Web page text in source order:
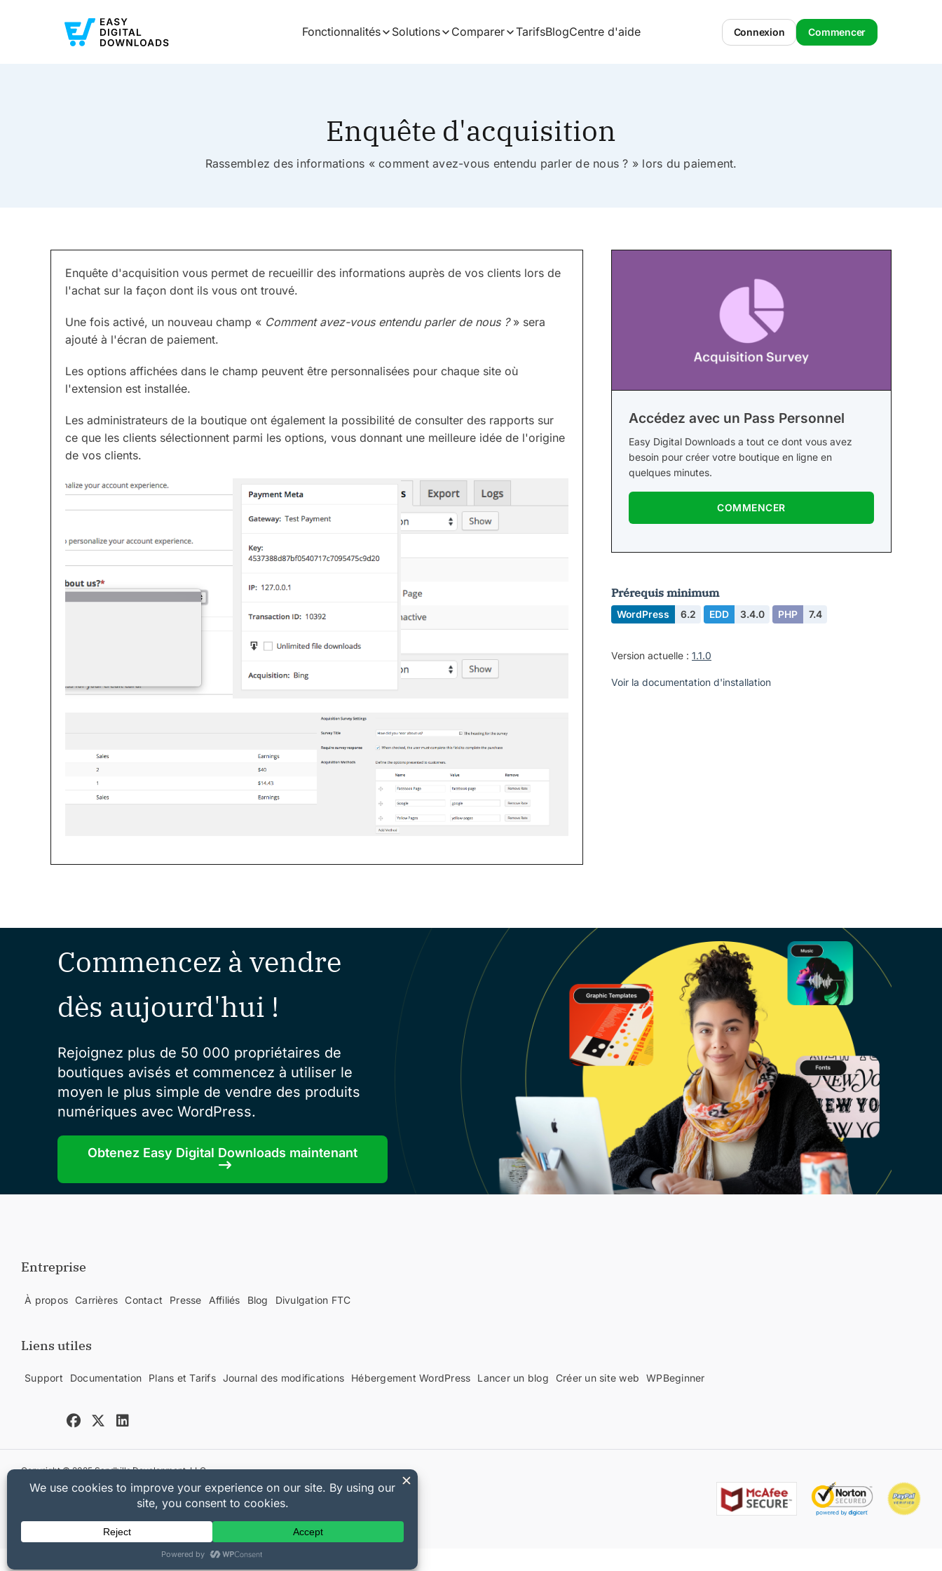
Fonctionnalités Solutions Comparer TarifsBlogCentre d'aide Connexion Commencer
Enquête d'acquisition
Rassemblez des informations « comment avez-vous entendu parler de nous ? » lors du paiement.
Enquête d'acquisition vous permet de recueillir des informations auprès de vos clients lors de
l'achat sur la façon dont ils vous ont trouvé.
Une fois activé, un nouveau champ « Comment avez-vous entendu parler de nous ?» sera
ajouté à l'écran de paiement.
Les options affichées dans le champ peuvent être personnalisées pour chaque site où
l'extension est installée.
Les administrateurs de la boutique ont également la possibilité de consulter des rapports sur
ce que les clients sélectionnent parmi les options, vous donnant une meilleure idée de l'origine
de vos clients.
Accédez avec un Pass Personnel
Easy Digital Downloads a tout ce dont vous avez
besoin pour créer votre boutique en ligne en
quelques minutes.
COMMENCER
Prérequis minimum
WordPress 6.2 EDD 3.4.0 PHP 7.4
Version actuelle : 1.1.0
Voir la documentation d'installation
Commencez à vendre
dès aujourd'hui !
Rejoignez plus de 50 000 propriétaires de
boutiques avisés et commencez à utiliser le
moyen le plus simple de vendre des produits
numériques avec WordPress.
Obtenez Easy Digital Downloads maintenant
Entreprise
À propos Carrières Contact Presse Affiliés Blog Divulgation FTC
Liens utiles
Support Documentation Plans et Tarifs Journal des modifications Hébergement WordPress Lancer un blog Créer un site web WPBeginner
Copyright © 2025 Sandhills Development, LLC
Politique de confidentialité
Conditions d'utilisation Plan du site Coupon Easy Digital Downloads